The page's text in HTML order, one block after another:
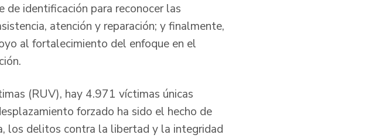
identificación para reconocer las
atención y reparación; y finalmente,
al fortalecimiento del enfoque en el
(RUV), hay 4.971 víctimas únicas
forzado ha sido el hecho de
los delitos contra la libertad y la integridad